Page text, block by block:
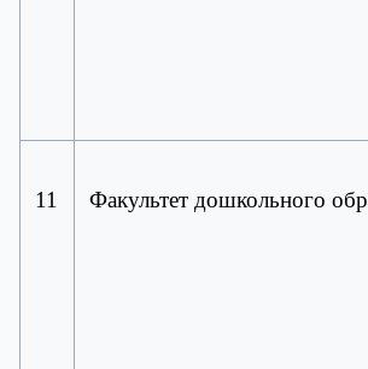
11 Факультет дошкольного